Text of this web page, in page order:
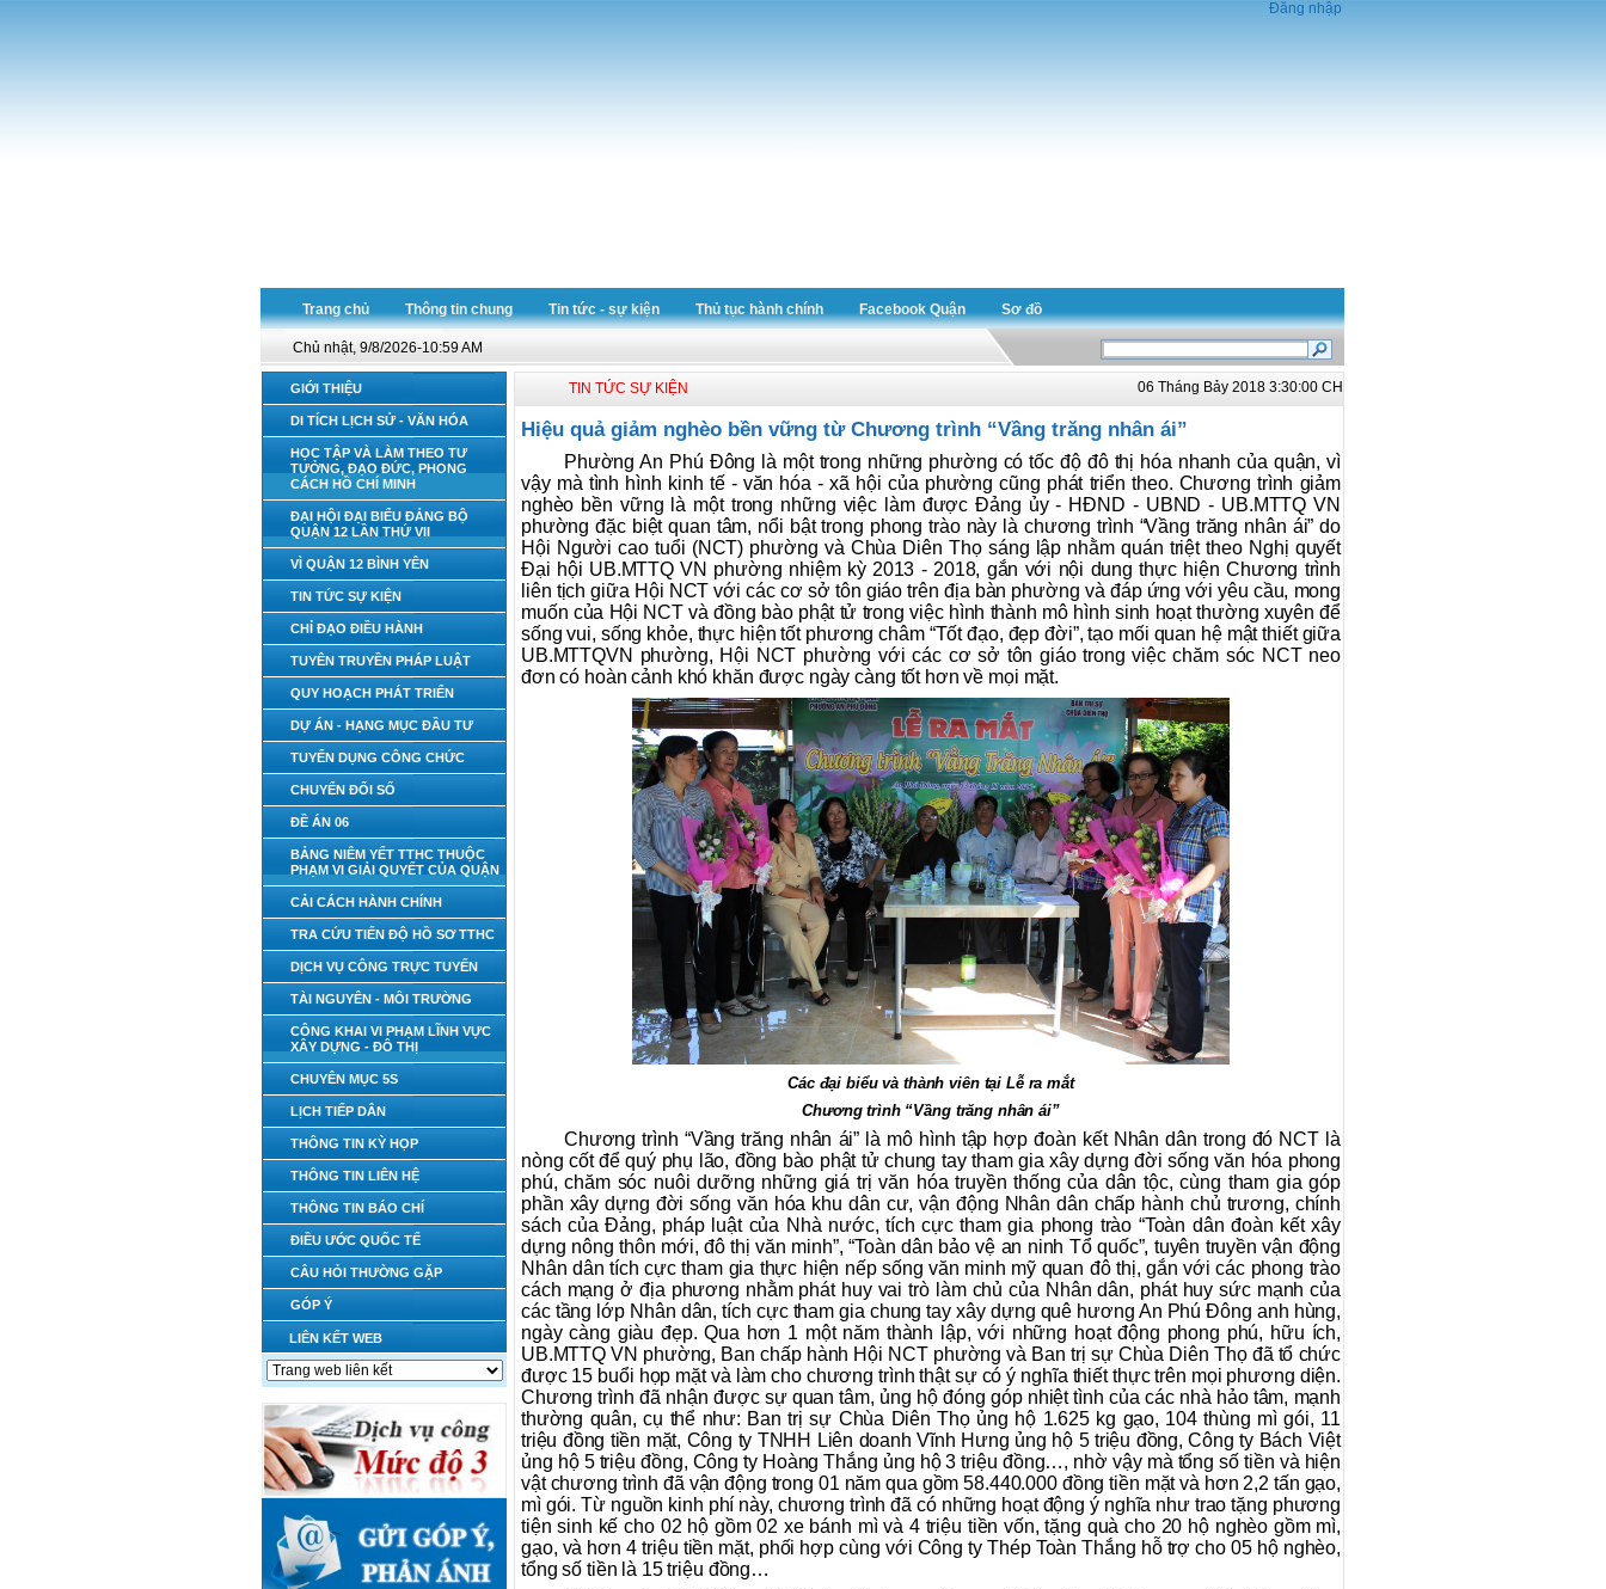
Đăng nhập
Trang chủ Thông tin chung Tin tức - sự kiện Thủ tục hành chính Facebook Quận Sơ đồ
Chủ nhật, 9/8/2026-10:59 AM
GIỚI THIỆU
DI TÍCH LỊCH SỬ - VĂN HÓA
HỌC TẬP VÀ LÀM THEO TƯ
TƯỞNG, ĐẠO ĐỨC, PHONG
CÁCH HỒ CHÍ MINH
ĐẠI HỘI ĐẠI BIỂU ĐẢNG BỘ
QUẬN 12 LẦN THỨ VII
VÌ QUẬN 12 BÌNH YÊN
TIN TỨC SỰ KIỆN
CHỈ ĐẠO ĐIỀU HÀNH
TUYÊN TRUYỀN PHÁP LUẬT
QUY HOẠCH PHÁT TRIỂN
DỰ ÁN - HẠNG MỤC ĐẦU TƯ
TUYỂN DỤNG CÔNG CHỨC
CHUYỂN ĐỔI SỐ
ĐỀ ÁN 06
BẢNG NIÊM YẾT TTHC THUỘC
PHẠM VI GIẢI QUYẾT CỦA QUẬN
CẢI CÁCH HÀNH CHÍNH
TRA CỨU TIẾN ĐỘ HỒ SƠ TTHC
DỊCH VỤ CÔNG TRỰC TUYẾN
TÀI NGUYÊN - MÔI TRƯỜNG
CÔNG KHAI VI PHẠM LĨNH VỰC
XÂY DỰNG - ĐÔ THỊ
CHUYÊN MỤC 5S
LỊCH TIẾP DÂN
THÔNG TIN KỲ HỌP
THÔNG TIN LIÊN HỆ
THÔNG TIN BÁO CHÍ
ĐIỀU ƯỚC QUỐC TẾ
CÂU HỎI THƯỜNG GẶP
GÓP Ý
LIÊN KẾT WEB
TIN TỨC SỰ KIỆN 06 Tháng Bảy 2018 3:30:00 CH
Hiệu quả giảm nghèo bền vững từ Chương trình “Vầng trăng nhân ái”
Phường An Phú Đông là một trong những phường có tốc độ đô thị hóa nhanh của quận, vì
vậy mà tình hình kinh tế - văn hóa - xã hội của phường cũng phát triển theo. Chương trình giảm
nghèo bền vững là một trong những việc làm được Đảng ủy - HĐND - UBND - UB.MTTQ VN
phường đặc biệt quan tâm, nổi bật trong phong trào này là chương trình “Vầng trăng nhân ái” do
Hội Người cao tuổi (NCT) phường và Chùa Diên Thọ sáng lập nhằm quán triệt theo Nghị quyết
Đại hội UB.MTTQ VN phường nhiệm kỳ 2013 - 2018, gắn với nội dung thực hiện Chương trình
liên tịch giữa Hội NCT với các cơ sở tôn giáo trên địa bàn phường và đáp ứng với yêu cầu, mong
muốn của Hội NCT và đồng bào phật tử trong việc hình thành mô hình sinh hoạt thường xuyên để
sống vui, sống khỏe, thực hiện tốt phương châm “Tốt đạo, đẹp đời”, tạo mối quan hệ mật thiết giữa
UB.MTTQVN phường, Hội NCT phường với các cơ sở tôn giáo trong việc chăm sóc NCT neo
đơn có hoàn cảnh khó khăn được ngày càng tốt hơn về mọi mặt.
Các đại biểu và thành viên tại Lễ ra mắt
Chương trình “Vầng trăng nhân ái”
Chương trình “Vầng trăng nhân ái” là mô hình tập hợp đoàn kết Nhân dân trong đó NCT là
nòng cốt để quý phụ lão, đồng bào phật tử chung tay tham gia xây dựng đời sống văn hóa phong
phú, chăm sóc nuôi dưỡng những giá trị văn hóa truyền thống của dân tộc, cùng tham gia góp
phần xây dựng đời sống văn hóa khu dân cư, vận động Nhân dân chấp hành chủ trương, chính
sách của Đảng, pháp luật của Nhà nước, tích cực tham gia phong trào “Toàn dân đoàn kết xây
dựng nông thôn mới, đô thị văn minh”, “Toàn dân bảo vệ an ninh Tổ quốc”, tuyên truyền vận động
Nhân dân tích cực tham gia thực hiện nếp sống văn minh mỹ quan đô thị, gắn với các phong trào
cách mạng ở địa phương nhằm phát huy vai trò làm chủ của Nhân dân, phát huy sức mạnh của
các tầng lớp Nhân dân, tích cực tham gia chung tay xây dựng quê hương An Phú Đông anh hùng,
ngày càng giàu đẹp. Qua hơn 1 một năm thành lập, với những hoạt động phong phú, hữu ích,
UB.MTTQ VN phường, Ban chấp hành Hội NCT phường và Ban trị sự Chùa Diên Thọ đã tổ chức
được 15 buổi họp mặt và làm cho chương trình thật sự có ý nghĩa thiết thực trên mọi phương diện.
Chương trình đã nhận được sự quan tâm, ủng hộ đóng góp nhiệt tình của các nhà hảo tâm, mạnh
thường quân, cụ thể như: Ban trị sự Chùa Diên Thọ ủng hộ 1.625 kg gạo, 104 thùng mì gói, 11
triệu đồng tiền mặt, Công ty TNHH Liên doanh Vĩnh Hưng ủng hộ 5 triệu đồng, Công ty Bách Việt
ủng hộ 5 triệu đồng, Công ty Hoàng Thắng ủng hộ 3 triệu đồng…, nhờ vậy mà tổng số tiền và hiện
vật chương trình đã vận động trong 01 năm qua gồm 58.440.000 đồng tiền mặt và hơn 2,2 tấn gạo,
mì gói. Từ nguồn kinh phí này, chương trình đã có những hoạt động ý nghĩa như trao tặng phương
tiện sinh kế cho 02 hộ gồm 02 xe bánh mì và 4 triệu tiền vốn, tặng quà cho 20 hộ nghèo gồm mì,
gạo, và hơn 4 triệu tiền mặt, phối hợp cùng với Công ty Thép Toàn Thắng hỗ trợ cho 05 hộ nghèo,
tổng số tiền là 15 triệu đồng…